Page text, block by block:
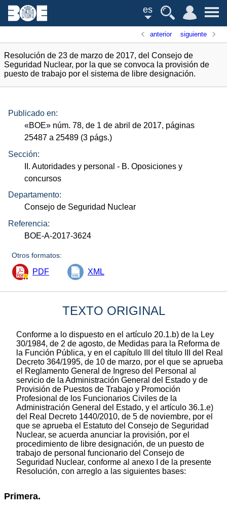
es
anterior siguiente
Resolución de 23 de marzo de 2017, del Consejo de
Seguridad Nuclear, por la que se convoca la provisión de
puesto de trabajo por el sistema de libre designación.
Publicado en:
«BOE» núm. 78, de 1 de abril de 2017, páginas
25487 a 25489 (3 págs.)
Sección:
II. Autoridades y personal - B. Oposiciones y
concursos
Departamento:
Consejo de Seguridad Nuclear
Referencia:
BOE-A-2017-3624
Otros formatos:
PDF XML
TEXTO ORIGINAL
Conforme a lo dispuesto en el artículo 20.1.b) de la Ley
30/1984, de 2 de agosto, de Medidas para la Reforma de
la Función Pública, y en el capítulo III del título III del Real
Decreto 364/1995, de 10 de marzo, por el que se aprueba
el Reglamento General de Ingreso del Personal al
servicio de la Administración General del Estado y de
Provisión de Puestos de Trabajo y Promoción
Profesional de los Funcionarios Civiles de la
Administración General del Estado, y el artículo 36.1.e)
del Real Decreto 1440/2010, de 5 de noviembre, por el
que se aprueba el Estatuto del Consejo de Seguridad
Nuclear, se acuerda anunciar la provisión, por el
procedimiento de libre designación, de un puesto de
trabajo de personal funcionario del Consejo de
Seguridad Nuclear, conforme al anexo I de la presente
Resolución, con arreglo a las siguientes bases:
Primera.